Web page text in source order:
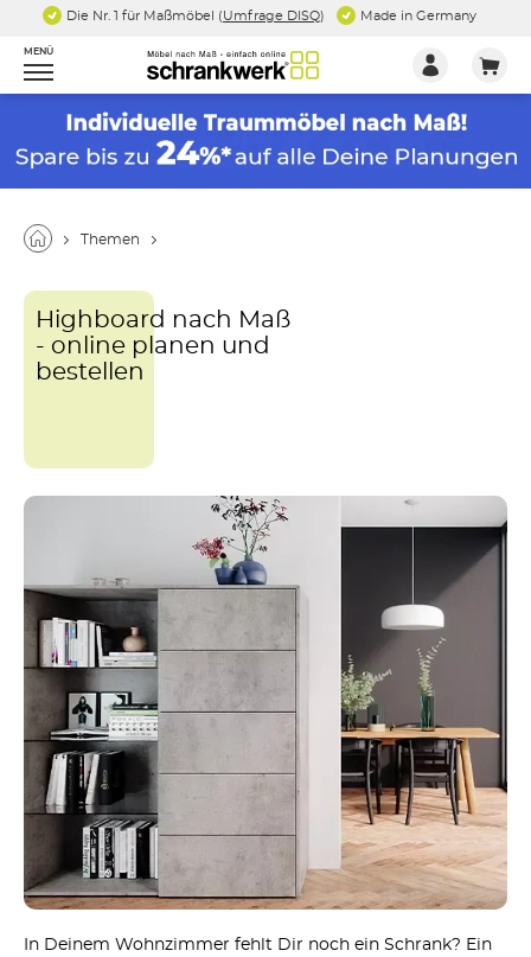
Die Nr. 1 für Maßmöbel (Umfrage DISQ) Made in Germany
MENÜ
Themen
Highboard nach Maß
- online planen und
bestellen
In Deinem Wohnzimmer fehlt Dir noch ein Schrank? Ein